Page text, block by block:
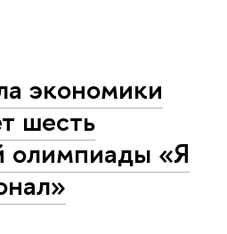
экономики
шесть
олимпиады «Я